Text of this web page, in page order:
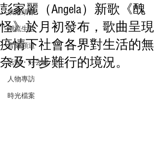
娛樂頭條
潮流生活
音樂頻道
活動・好去處
人物專訪
時光檔案
彭家麗（Angela）新歌《醜
怪》於月初發布，歌曲呈現
疫情下社會各界對生活的無
奈及寸步難行的境況。